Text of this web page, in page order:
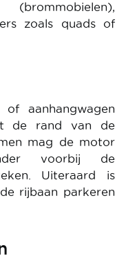
zoals quads of
aanhangwagen
de rand van de
mag de motor
voorbij de
Uiteraard is
rijbaan parkeren